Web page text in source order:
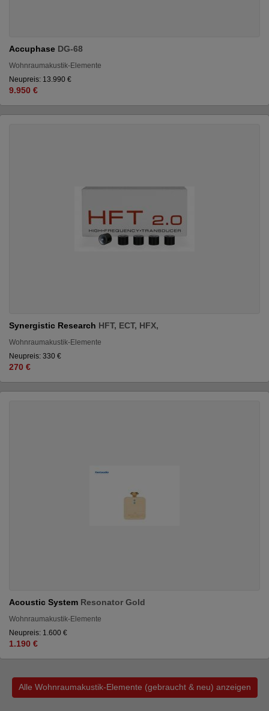
Accuphase DG-68
Wohnraumakustik-Elemente
Neupreis: 13.990 €
9.950 €
Synergistic Research HFT, ECT, HFX,
Wohnraumakustik-Elemente
Neupreis: 330 €
270 €
Acoustic System Resonator Gold
Wohnraumakustik-Elemente
Neupreis: 1.600 €
1.190 €
Alle Wohnraumakustik-Elemente (gebraucht & neu) anzeigen